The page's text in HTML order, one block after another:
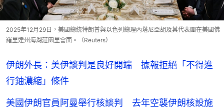
2025年12月29日，美國總統特朗普與以色列總理內塔尼亞胡及其代表團在美國佛
羅里達州海湖莊園里會面。（Reuters）
伊朗外長：美伊談判是良好開端 據報拒絕「不得進
行鈾濃縮」條件
美國伊朗官員阿曼舉行核談判 去年空襲伊朗核設施